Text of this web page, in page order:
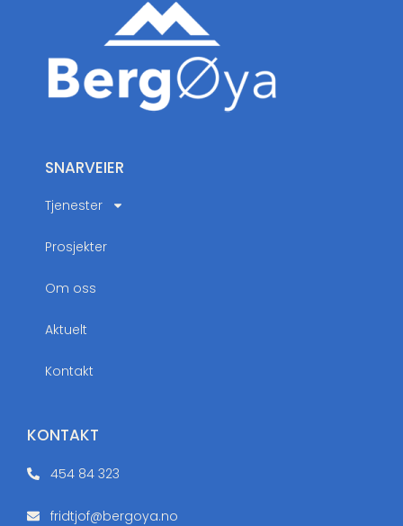
SNARVEIER
Tjenester
Prosjekter
Om oss
Aktuelt
Kontakt
KONTAKT
454 84 323
fridtjof@bergoya.no